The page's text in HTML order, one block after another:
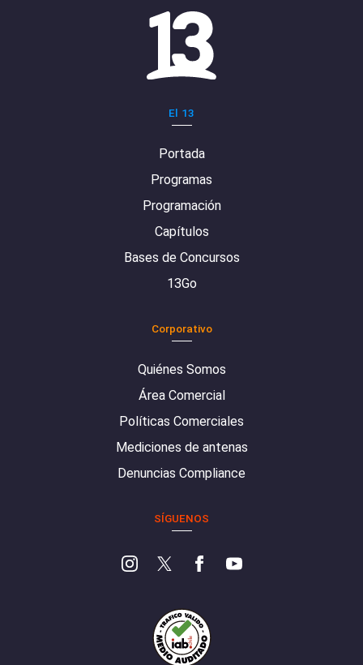
El 13
Portada
Programas
Programación
Capítulos
Bases de Concursos
13Go
Corporativo
Quiénes Somos
Área Comercial
Políticas Comerciales
Mediciones de antenas
Denuncias Compliance
SÍGUENOS